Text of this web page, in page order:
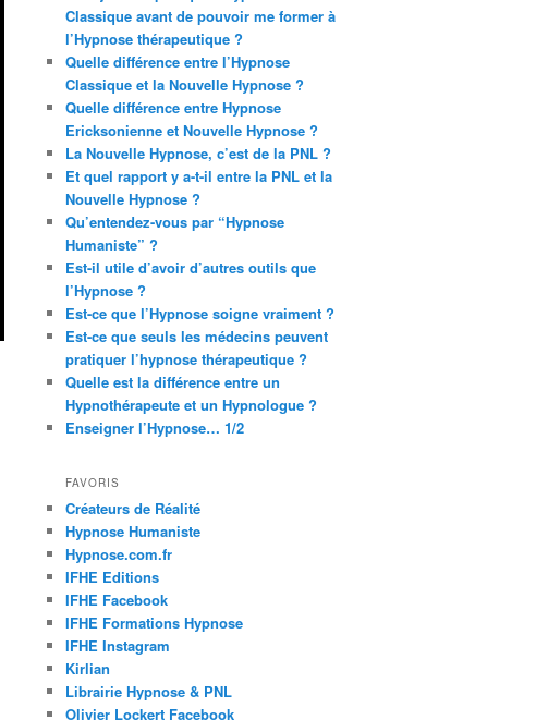
Classique avant de pouvoir me former à
l’Hypnose thérapeutique ?
Quelle différence entre l’Hypnose
Classique et la Nouvelle Hypnose ?
Quelle différence entre Hypnose
Ericksonienne et Nouvelle Hypnose ?
La Nouvelle Hypnose, c’est de la PNL ?
Et quel rapport y a-t-il entre la PNL et la
Nouvelle Hypnose ?
Qu’entendez-vous par “Hypnose
Humaniste” ?
Est-il utile d’avoir d’autres outils que
l’Hypnose ?
Est-ce que l’Hypnose soigne vraiment ?
Est-ce que seuls les médecins peuvent
pratiquer l’hypnose thérapeutique ?
Quelle est la différence entre un
Hypnothérapeute et un Hypnologue ?
Enseigner l’Hypnose… 1/2
FAVORIS
Créateurs de Réalité
Hypnose Humaniste
Hypnose.com.fr
IFHE Editions
IFHE Facebook
IFHE Formations Hypnose
IFHE Instagram
Kirlian
Librairie Hypnose & PNL
Olivier Lockert Facebook